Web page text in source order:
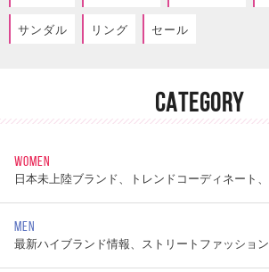
サンダル リング セール
CATEGORY
WOMEN
日本未上陸ブランド、トレンドコーディネート
MEN
最新ハイブランド情報、ストリートファッショ